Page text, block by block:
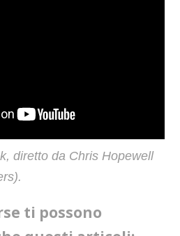
diretto da Chris Hopewell
ti possono